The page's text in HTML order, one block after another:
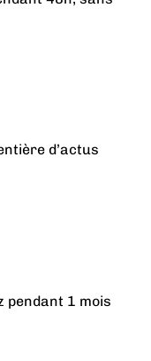
d’actus
pendant 1 mois